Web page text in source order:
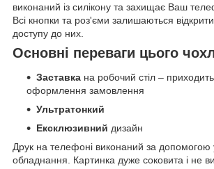
виконаний із силікону та захищає Ваш
Всі кнопки та роз'єми залишаються
доступу до них.
Основні переваги цього
Заставка на робочий стіл –
оформлення замовлення
Ультратонкий
Ексклюзивний дизайн
Друк на телефоні виконаний за допомогою
обладнання. Картинка дуже соковита і не